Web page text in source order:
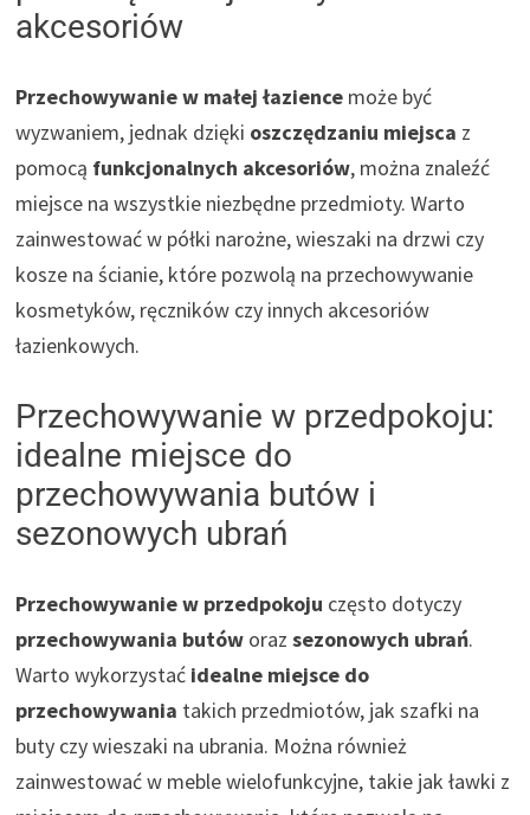
akcesoriów
Przechowywanie w małej łazience może być
wyzwaniem, jednak dzięki oszczędzaniu miejsca z
pomocą funkcjonalnych akcesoriów, można znaleźć
miejsce na wszystkie niezbędne przedmioty. Warto
zainwestować w półki narożne, wieszaki na drzwi czy
kosze na ścianie, które pozwolą na przechowywanie
kosmetyków, ręczników czy innych akcesoriów
łazienkowych.
Przechowywanie w przedpokoju:
idealne miejsce do
przechowywania butów i
sezonowych ubrań
Przechowywanie w przedpokoju często dotyczy
przechowywania butów orazsezonowych ubrań.
Warto wykorzystać idealne miejsce do
przechowywania takich przedmiotów, jak szafki na
buty czy wieszaki na ubrania. Można również
zainwestować w meble wielofunkcyjne, takie jak ławki z